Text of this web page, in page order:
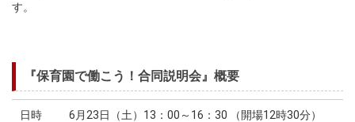
す。
『保育園で働こう！合同説明会』概要
日時 6月23日（土）13：00～16：30 （開場12時30分）